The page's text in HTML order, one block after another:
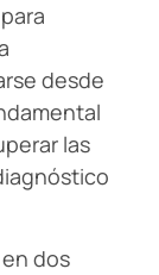
desde
las
dos